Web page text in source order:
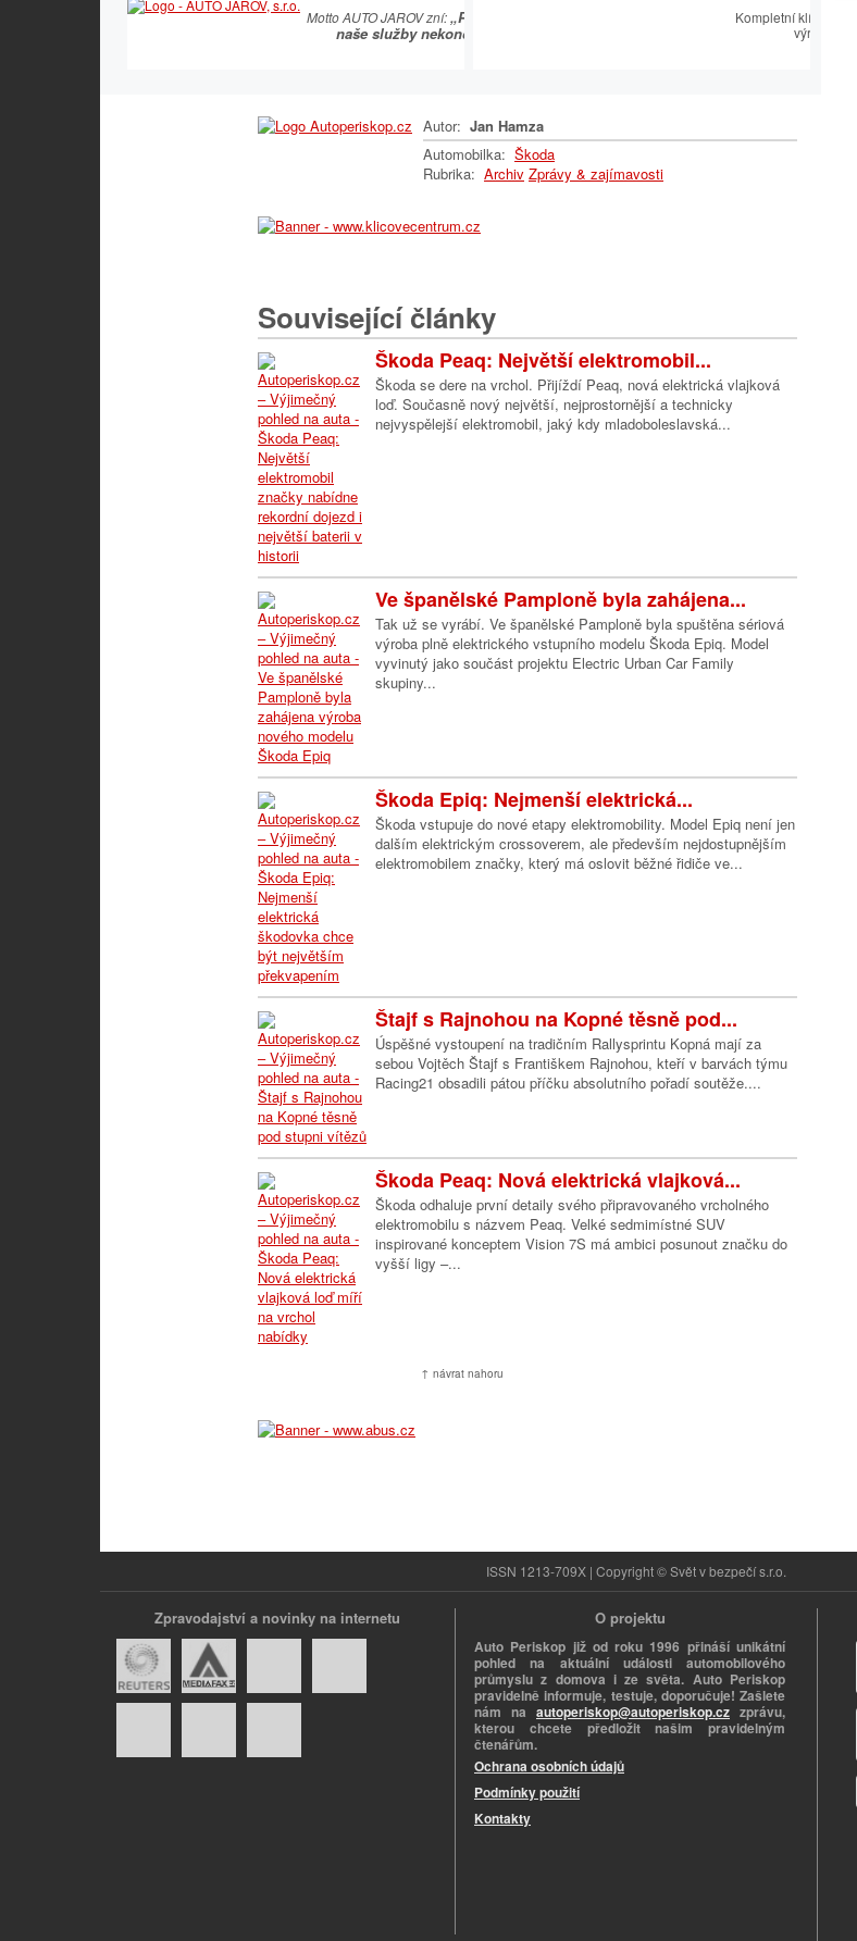
Motto AUTO JAROV zní:„Prodejem
naše služby nekončí...”
Kompletní klíčařský
výroby
Autor: Jan Hamza
Automobilka: Škoda
Rubrika: Archiv Zprávy & zajímavosti
Související články
Škoda Peaq: Největší elektromobil...
Škoda se dere na vrchol. Přijíždí Peaq, nová elektrická vlajková
loď. Současně nový největší, nejprostornější a technicky
nejvyspělejší elektromobil, jaký kdy mladoboleslavská...
Ve španělské Pamploně byla zahájena...
Tak už se vyrábí. Ve španělské Pamploně byla spuštěna sériová
výroba plně elektrického vstupního modelu Škoda Epiq. Model
vyvinutý jako součást projektu Electric Urban Car Family
skupiny...
Škoda Epiq: Nejmenší elektrická...
Škoda vstupuje do nové etapy elektromobility. Model Epiq není jen
dalším elektrickým crossoverem, ale především nejdostupnějším
elektromobilem značky, který má oslovit běžné řidiče ve...
Štajf s Rajnohou na Kopné těsně pod...
Úspěšné vystoupení na tradičním Rallysprintu Kopná mají za
sebou Vojtěch Štajf s Františkem Rajnohou, kteří v barvách týmu
Racing21 obsadili pátou příčku absolutního pořadí soutěže....
Škoda Peaq: Nová elektrická vlajková...
Škoda odhaluje první detaily svého připravovaného vrcholného
elektromobilu s názvem Peaq. Velké sedmimístné SUV
inspirované konceptem Vision 7S má ambici posunout značku do
vyšší ligy –...
↑ návrat nahoru
ISSN 1213-709X | Copyright © Svět v bezpečí s.r.o.
Zpravodajství a novinky na internetu O projektu
Auto Periskop již od roku 1996 přináší unikátní
pohled na aktuální události automobilového
průmyslu z domova i ze světa. Auto Periskop
pravidelně informuje, testuje, doporučuje! Zašlete
nám na autoperiskop@autoperiskop.cz zprávu,
kterou chcete předložit našim pravidelným
čtenářům.
Ochrana osobních údajů
Podmínky použití
Kontakty